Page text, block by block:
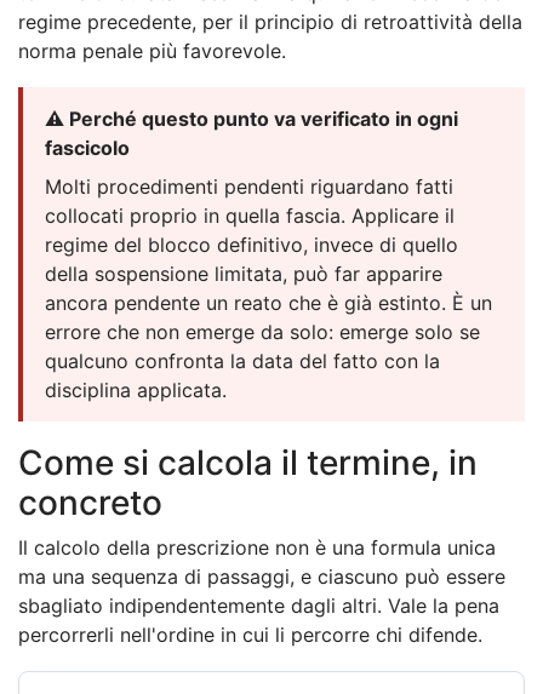
regime precedente, per il principio di retroattività della
norma penale più favorevole.
⚠️ Perché questo punto va verificato in ogni
fascicolo
Molti procedimenti pendenti riguardano fatti
collocati proprio in quella fascia. Applicare il
regime del blocco definitivo, invece di quello
della sospensione limitata, può far apparire
ancora pendente un reato che è già estinto. È un
errore che non emerge da solo: emerge solo se
qualcuno confronta la data del fatto con la
disciplina applicata.
Come si calcola il termine, in
concreto
Il calcolo della prescrizione non è una formula unica
ma una sequenza di passaggi, e ciascuno può essere
sbagliato indipendentemente dagli altri. Vale la pena
percorrerli nell'ordine in cui li percorre chi difende.